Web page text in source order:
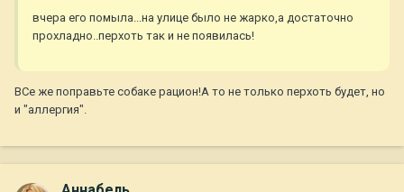
вчера его помыла...на улице было не жарко,а достаточно
прохладно..перхоть так и не появилась!
ВСе же поправьте собаке рацион!А то не только перхоть будет, но
и "аллергия".